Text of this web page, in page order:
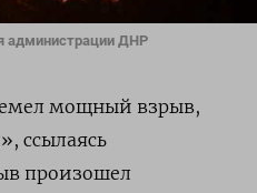
администрации ДНР
мощный взрыв,
ссылаясь
произошел